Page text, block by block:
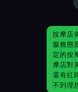
按摩店
服務態
定的按
摩店對
還有紅
不到理